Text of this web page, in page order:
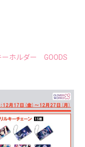
ーホルダー GOODS